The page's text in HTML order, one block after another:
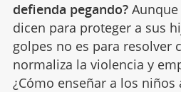
defienda pegando?Aunque
dicen para proteger a sus
golpes no es para resolver
normaliza la violencia y
¿Cómo enseñar a los niños